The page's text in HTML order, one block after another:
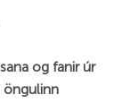
og fanir úr
öngulinn